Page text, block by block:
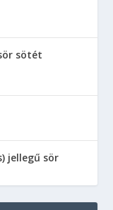
sötét
jellegű sör